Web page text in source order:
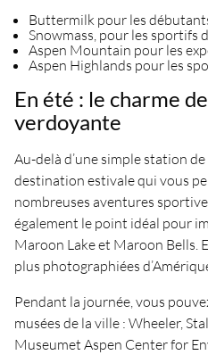
Buttermilk pour les
Snowmass, pour les sportifs
Aspen Mountain pour les
Aspen Highlands pour les
En été : le charme
verdoyante
Au-delà d’une simple station de
destination estivale qui vous
nombreuses aventures
également le point idéal pour
Maroon Lake et Maroon Bells.
plus photographiées
Pendant la journée, vous
musées de la ville : Wheeler,
Museumet Aspen Center for